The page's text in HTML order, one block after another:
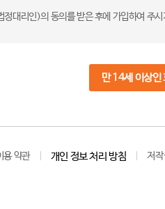
대리인)의 동의를 받은 후에 가입하여 주
만 14세 이상인
용 약관 개인 정보 처리 방침 저